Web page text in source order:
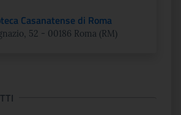
Casanatense di Roma
52 - 00186 Roma (RM)